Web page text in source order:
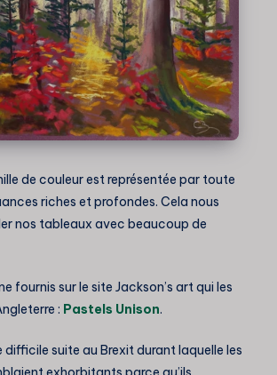
de couleur est représentée par toute
riches et profondes. Cela nous
nos tableaux avec beaucoup de
fournis sur le site Jackson’s art qui les
: Pastels Unison.
difficile suite au Brexit durant laquelle les